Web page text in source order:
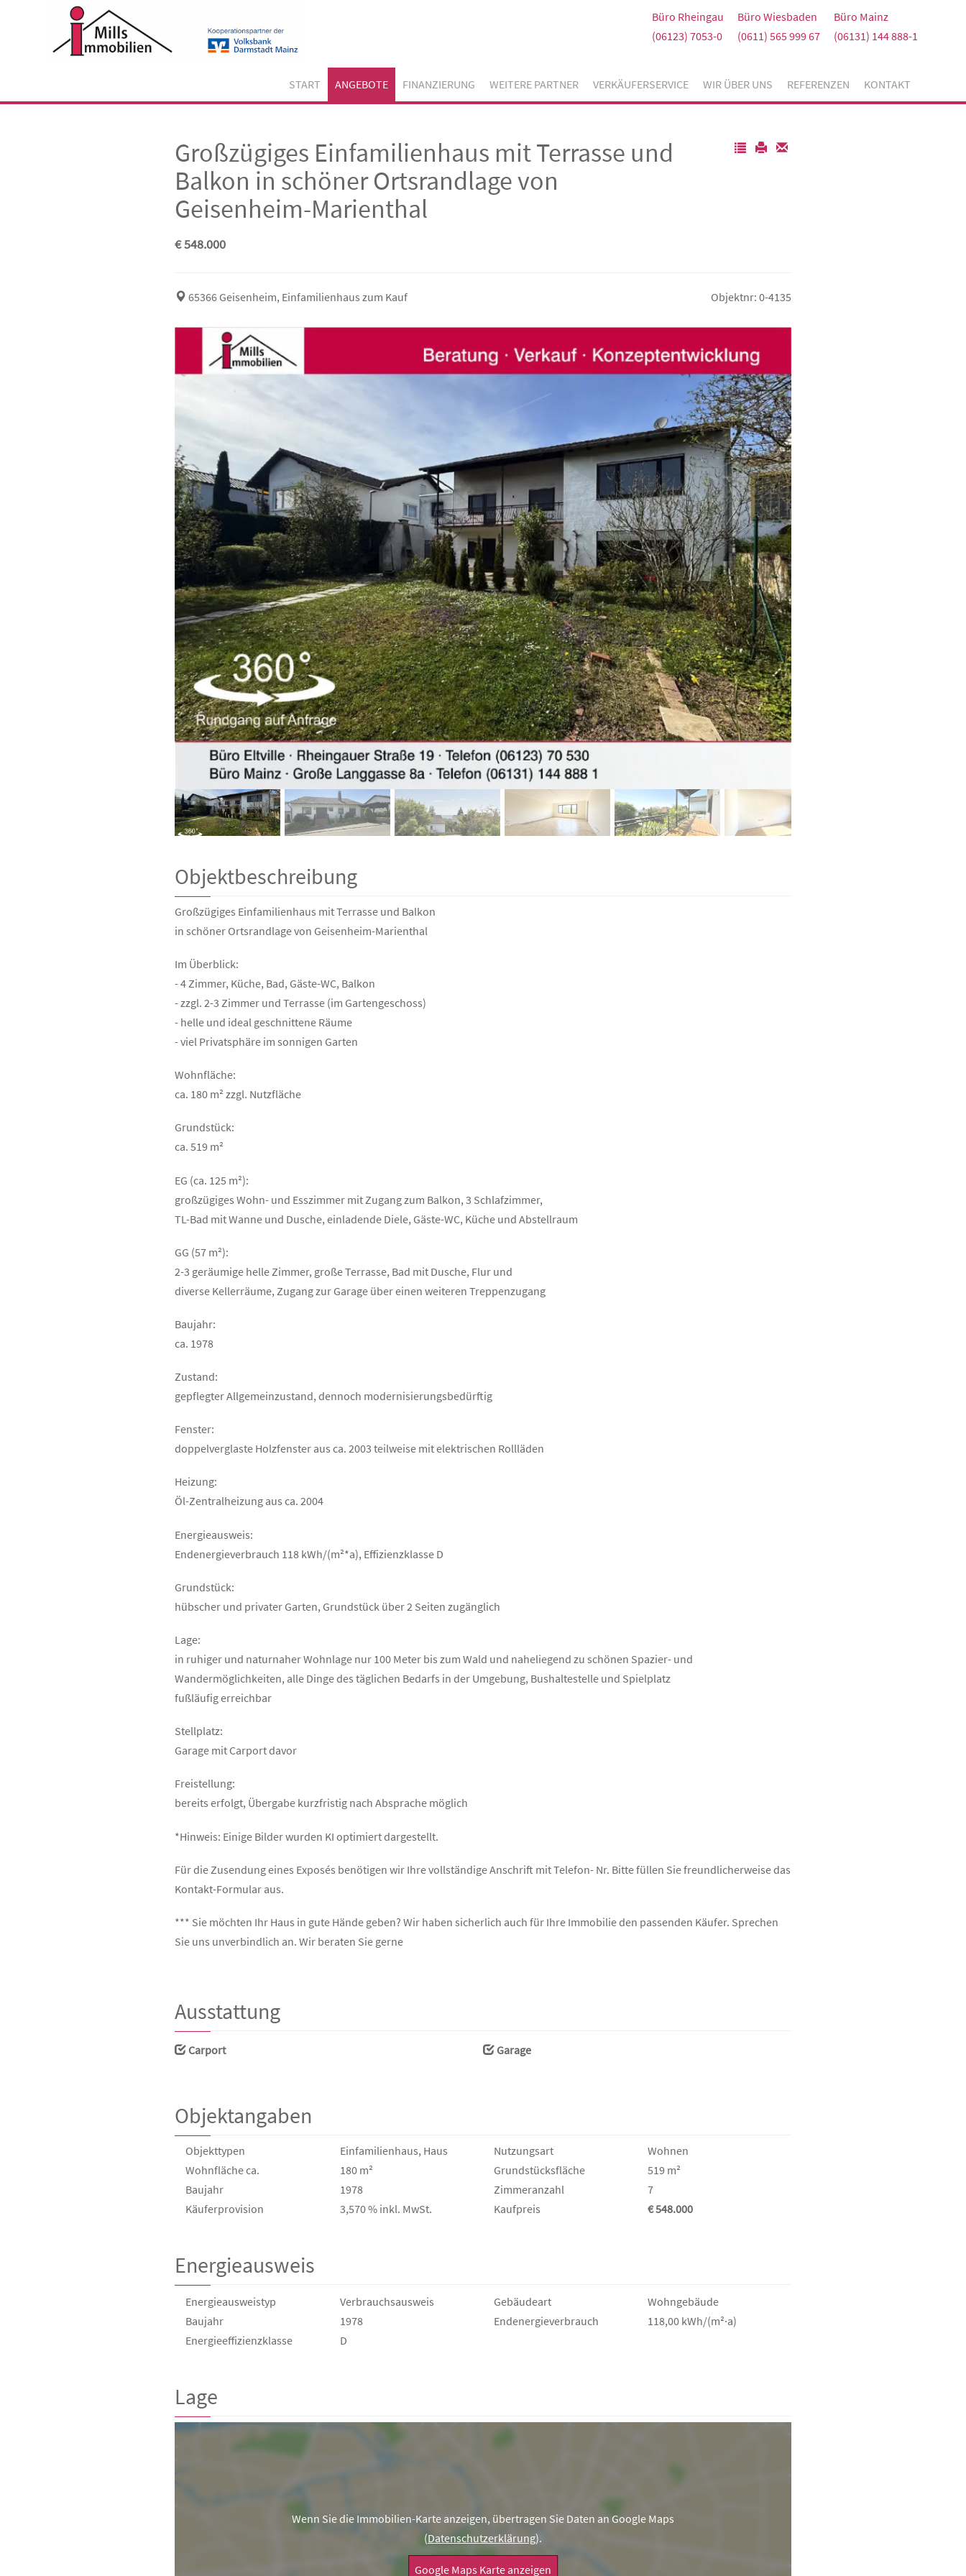
Büro Rheingau
(06123) 7053-0
Büro Wiesbaden
(0611) 565 999 67
Büro Mainz
(06131) 144 888-1
START ANGEBOTE FINANZIERUNG WEITERE PARTNER VERKÄUFERSERVICE WIR ÜBER UNS REFERENZEN KONTAKT
Großzügiges Einfamilienhaus mit Terrasse und
Balkon in schöner Ortsrandlage von
Geisenheim-Marienthal
€ 548.000
65366 Geisenheim, Einfamilienhaus zum Kauf Objektnr: 0-4135
Objektbeschreibung
Großzügiges Einfamilienhaus mit Terrasse und Balkon
in schöner Ortsrandlage von Geisenheim-Marienthal
Im Überblick:
- 4 Zimmer, Küche, Bad, Gäste-WC, Balkon
- zzgl. 2-3 Zimmer und Terrasse (im Gartengeschoss)
- helle und ideal geschnittene Räume
- viel Privatsphäre im sonnigen Garten
Wohnfläche:
ca. 180 m² zzgl. Nutzfläche
Grundstück:
ca. 519 m²
EG (ca. 125 m²):
großzügiges Wohn- und Esszimmer mit Zugang zum Balkon, 3 Schlafzimmer,
TL-Bad mit Wanne und Dusche, einladende Diele, Gäste-WC, Küche und Abstellraum
GG (57 m²):
2-3 geräumige helle Zimmer, große Terrasse, Bad mit Dusche, Flur und
diverse Kellerräume, Zugang zur Garage über einen weiteren Treppenzugang
Baujahr:
ca. 1978
Zustand:
gepflegter Allgemeinzustand, dennoch modernisierungsbedürftig
Fenster:
doppelverglaste Holzfenster aus ca. 2003 teilweise mit elektrischen Rollläden
Heizung:
Öl-Zentralheizung aus ca. 2004
Energieausweis:
Endenergieverbrauch 118 kWh/(m²*a), Effizienzklasse D
Grundstück:
hübscher und privater Garten, Grundstück über 2 Seiten zugänglich
Lage:
in ruhiger und naturnaher Wohnlage nur 100 Meter bis zum Wald und naheliegend zu schönen Spazier- und
Wandermöglichkeiten, alle Dinge des täglichen Bedarfs in der Umgebung, Bushaltestelle und Spielplatz
fußläufig erreichbar
Stellplatz:
Garage mit Carport davor
Freistellung:
bereits erfolgt, Übergabe kurzfristig nach Absprache möglich
*Hinweis: Einige Bilder wurden KI optimiert dargestellt.
Für die Zusendung eines Exposés benötigen wir Ihre vollständige Anschrift mit Telefon- Nr. Bitte füllen Sie freundlicherweise das
Kontakt-Formular aus.
*** Sie möchten Ihr Haus in gute Hände geben? Wir haben sicherlich auch für Ihre Immobilie den passenden Käufer. Sprechen
Sie uns unverbindlich an. Wir beraten Sie gerne
Ausstattung
Carport Garage
Objektangaben
Objekttypen Einfamilienhaus, Haus Nutzungsart
Wohnen
Wohnfläche ca.
180 m² Grund­stücks­fläche
519 m²
Baujahr
1978 Zimmeranzahl
7
Käufer­provision
3,570 % inkl. MwSt. Kaufpreis € 548.000
Energieausweis
Energieausweistyp Verbrauchs­ausweis Gebäudeart
Wohngebäude
Baujahr
1978 Endenergie­verbrauch
118,00 kWh/(m²·a)
Energie­effizienz­klasse
D
Lage
Wenn Sie die Immobilien-Karte anzeigen, übertragen Sie Daten an Google Maps
(Datenschutzerklärung).
Google Maps Karte anzeigen